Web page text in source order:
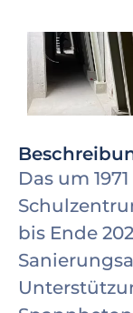
Das um
bis Ende